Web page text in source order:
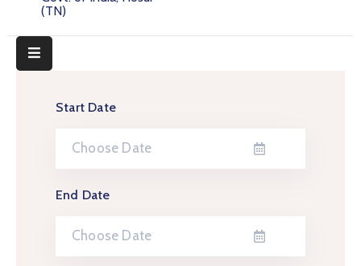
(TN)
More
Start Date
End Date